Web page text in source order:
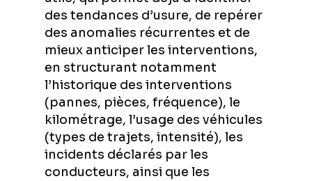
des tendances d’usure, de repérer
des anomalies récurrentes et de
mieux anticiper les interventions,
en structurant notamment
l’historique des interventions
(pannes, pièces, fréquence), le
kilométrage, l’usage des véhicules
(types de trajets, intensité), les
incidents déclarés par les
conducteurs, ainsi que les